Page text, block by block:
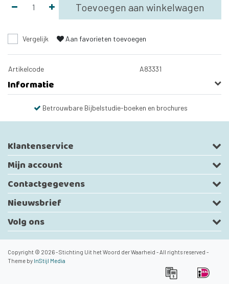
Toevoegen aan winkelwagen
Vergelijk Aan favorieten toevoegen
Artikelcode A83331
Informatie
Betrouwbare Bijbelstudie-boeken en brochures
Klantenservice
Mijn account
Contactgegevens
Nieuwsbrief
Volg ons
Copyright © 2026 - Stichting Uit het Woord der Waarheid - All rights reserved -
Theme by InStijl Media